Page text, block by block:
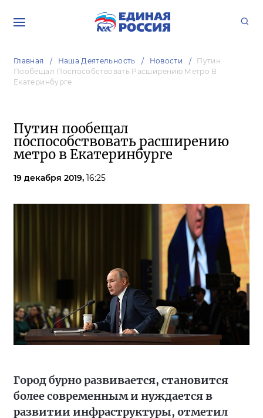
Главная Наша Деятельность Новости
Путин
Пообещал Поспособствовать Расширению Метро В
Екатеринбурге
Путин пообещал
поспособствовать расширению
метро в Екатеринбурге
19 декабря 2019, 16:25
Город бурно развивается, становится
более современным и нуждается в
развитии инфраструктуры, отметил